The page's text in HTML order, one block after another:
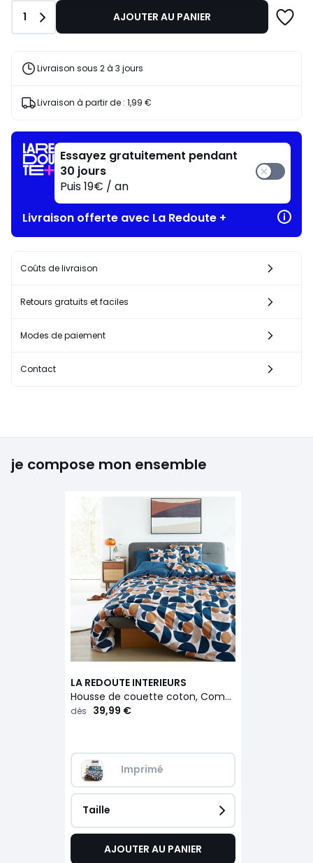
-20%
l’achat
articles
J'en
Quantité
1 AJOUTER AU PANIER
Livraison sous 2 à 3 jours
Livraison à partir de : 1,99 €
Essayez gratuitement pendant
30 jours
Puis 19€ / an
Livraison offerte avec La Redoute +
Coûts de livraison
Retours gratuits et faciles
Modes de paiement
Contact
je compose mon ensemble
LA REDOUTE INTERIEURS
Housse de couette coton, Combo
dès 39,99 €
Imprimé
Taille
AJOUTER AU PANIER